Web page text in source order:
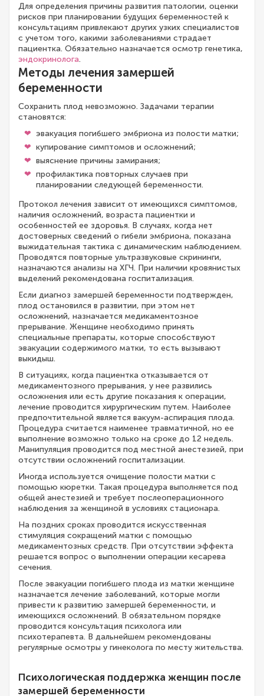
Для определения причины развития патологии, оценки
рисков при планировании будущих беременностей к
консультациям привлекают других узких специалистов
с учетом того, какими заболеваниями страдает
пациентка. Обязательно назначается осмотр генетика,
эндокринолога.
Методы лечения замершей
беременности
Сохранить плод невозможно. Задачами терапии
становятся:
эвакуация погибшего эмбриона из полости матки;
купирование симптомов и осложнений;
выяснение причины замирания;
профилактика повторных случаев при
планировании следующей беременности.
Протокол лечения зависит от имеющихся симптомов,
наличия осложнений, возраста пациентки и
особенностей ее здоровья. В случаях, когда нет
достоверных сведений о гибели эмбриона, показана
выжидательная тактика с динамическим наблюдением.
Проводятся повторные ультразвуковые скрининги,
назначаются анализы на ХГЧ. При наличии кровянистых
выделений рекомендована госпитализация.
Если диагноз замершей беременности подтвержден,
плод остановился в развитии, при этом нет
осложнений, назначается медикаментозное
прерывание. Женщине необходимо принять
специальные препараты, которые способствуют
эвакуации содержимого матки, то есть вызывают
выкидыш.
В ситуациях, когда пациентка отказывается от
медикаментозного прерывания, у нее развились
осложнения или есть другие показания к операции,
лечение проводится хирургическим путем. Наиболее
предпочтительной является вакуум-аспирация плода.
Процедура считается наименее травматичной, но ее
выполнение возможно только на сроке до 12 недель.
Манипуляция проводится под местной анестезией, при
отсутствии осложнений госпитализации.
Иногда используется очищение полости матки с
помощью кюретки. Такая процедура выполняется под
общей анестезией и требует послеоперационного
наблюдения за женщиной в условиях стационара.
На поздних сроках проводится искусственная
стимуляция сокращений матки с помощью
медикаментозных средств. При отсутствии эффекта
решается вопрос о выполнении операции кесарева
сечения.
После эвакуации погибшего плода из матки женщине
назначается лечение заболеваний, которые могли
привести к развитию замершей беременности, и
имеющихся осложнений. В обязательном порядке
проводится консультация психолога или
психотерапевта. В дальнейшем рекомендованы
регулярные осмотры у гинеколога по месту жительства.
Психологическая поддержка женщин после
замершей беременности